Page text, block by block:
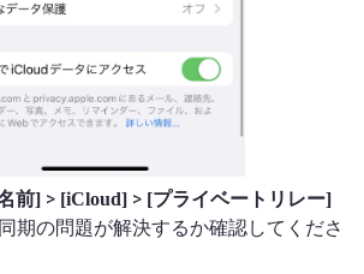
前] > [iCloud] > [プライベートリレー]
期の問題が解決するか確認してくださ